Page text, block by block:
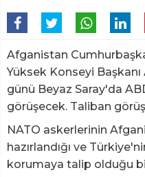
Afganistan
Yüksek Konseyi
günü Beyaz Saray'da
görüşecek. Taliban
NATO askerlerinin
hazırlandığı ve
korumaya talip olduğu